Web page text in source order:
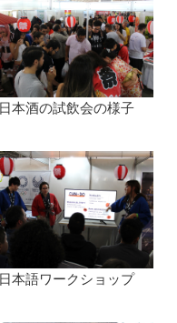
日本酒の試飲会の様子
日本語ワークショップ